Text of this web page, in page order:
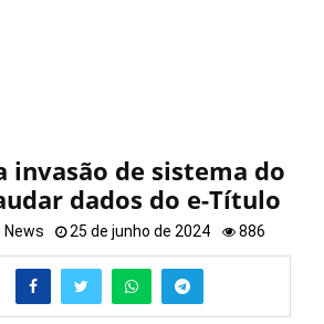
invasão de sistema do
dados do e-Título
News 25 de junho de 2024 886